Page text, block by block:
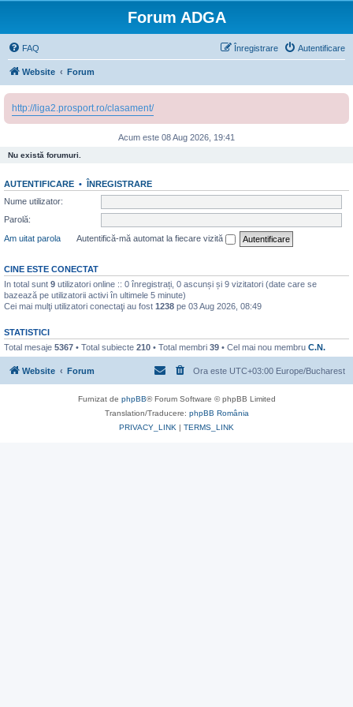
Forum ADGA
FAQ Autentificare
Înregistrare
Website Forum
http://liga2.prosport.ro/clasament/
Acum este 08 Aug 2026, 19:41
Nu există forumuri.
AUTENTIFICARE • ÎNREGISTRARE
Nume utilizator:
Parolă:
Am uitat parola
Autentifică-mă automat la fiecare vizită
CINE ESTE CONECTAT
In total sunt 9 utilizatori online :: 0 înregistrați, 0 ascunși și 9 vizitatori (date care se
bazează pe utilizatorii activi în ultimele 5 minute)
Cei mai mulţi utilizatori conectaţi au fost 1238 pe 03 Aug 2026, 08:49
STATISTICI
Total mesaje 5367 • Total subiecte 210 • Total membri 39 • Cel mai nou membru C.N.
Website Forum Ora este UTC+03:00 Europe/Bucharest
Furnizat de phpBB® Forum Software © phpBB Limited
Translation/Traducere: phpBB România
PRIVACY_LINK | TERMS_LINK